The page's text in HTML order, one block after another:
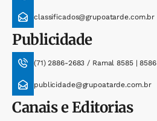
classificados@grupoatarde.com.br
Publicidade
(71) 2886-2683 / Ramal 8585 | 8586
publicidade@grupoatarde.com.br
Canais e Editorias